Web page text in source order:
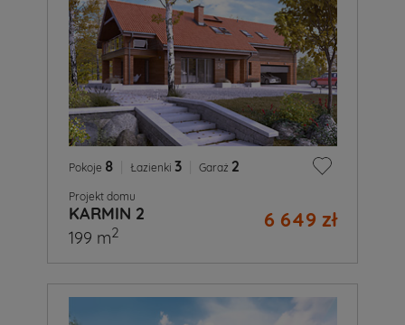
Pokoje 8 Łazienki 3 Garaż 2
Projekt domu
KARMIN 2 6 649 zł
199 m2